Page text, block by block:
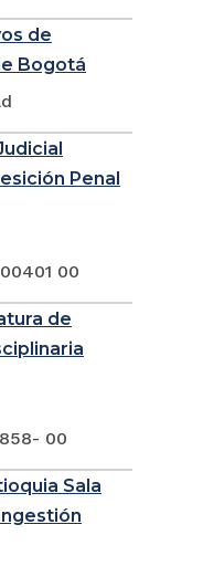
de
Bogotá
Penal
00
de
00
Sala